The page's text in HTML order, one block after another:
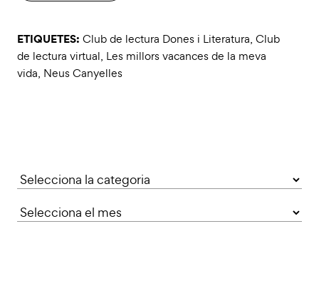
ETIQUETES: Club de lectura Dones i Literatura, Club
de lectura virtual, Les millors vacances de la meva
vida, Neus Canyelles
Categories